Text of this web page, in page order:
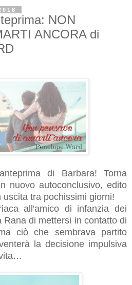
NON
ANCORA di
di Barbara! Torna
nuovo autoconclusivo, edito
tra pochissimi giorni!
all'amico di infanzia dei
di mettersi in contatto di
ciò che sembrava partito
la decisione impulsiva